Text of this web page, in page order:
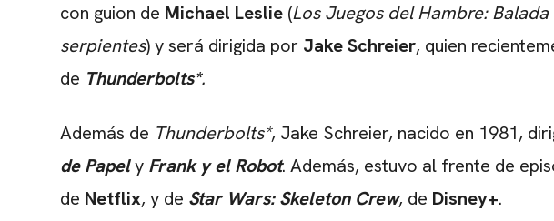
con guion de Michael Leslie (Los Juegos del Hambre:
serpientes) y será dirigida por Jake Schreier, quien
de Thunderbolts*.
Además de Thunderbolts*, Jake Schreier, nacido en 1981,
de Papely Frank y el Robot. Además, estuvo al frente de
de Netflix, y de Star Wars: Skeleton Crew, de Disney+.